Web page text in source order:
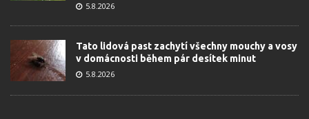
5.8.2026
Tato lidová past zachytí všechny mouchy a vosy
v domácnosti během pár desítek minut
5.8.2026